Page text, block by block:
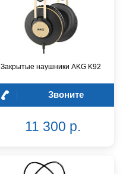
Закрытые наушники AKG K92
Звоните
11 300 р.